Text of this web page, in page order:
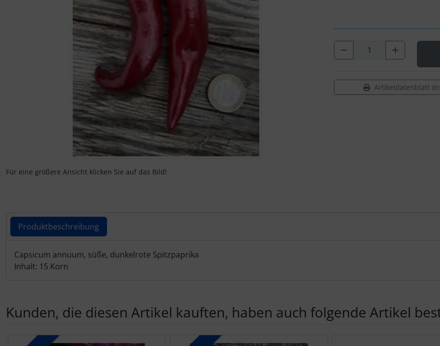
Für eine größere Ansicht klicken Sie auf das Bild!
Artikeldatenblatt
Produktbeschreibung
Produktbeschreibung
Capsicum annuum, süße, dunkelrote Spitzpaprika
Inhalt: 15 Korn
Kunden, die diesen Artikel kauften, haben auch folgende Artikel
Es folgt ein Produktslider - navigieren Sie mit der Tab-Taste zu den einzelnen Artikeln.